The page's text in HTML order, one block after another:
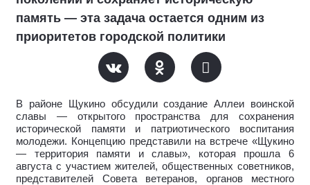
память — эта задача остается одним из
приоритетов городской политики
В районе Щукино обсудили создание Аллеи воинской
славы — открытого пространства для сохранения
исторической памяти и патриотического воспитания
молодежи. Концепцию представили на встрече «Щукино
— территория памяти и славы», которая прошла 6
августа с участием жителей, общественных советников,
представителей Совета ветеранов, органов местного